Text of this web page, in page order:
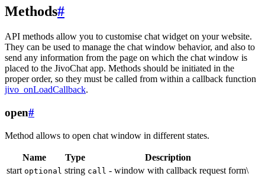
Methods#
API methods allow you to customise chat widget on your website.
They can be used to manage the chat window behavior, and also to
send any information from the page on which the chat window is
placed to the JivoChat app. Methods should be initiated in the
proper order, so they must be called from within a callback function
jivo_onLoadCallback.
open#
Method allows to open chat window in different states.
Name Type
Description
start optional string call - window with callback request form\